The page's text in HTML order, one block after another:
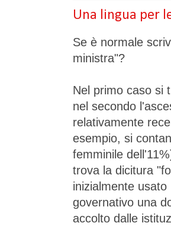
Una lingua per
Se è normale
ministra"?
Nel primo caso si
nel secondo
relativamente
esempio, si
femminile
trova la dicitura
inizialmente
governativo una
accolto dalle